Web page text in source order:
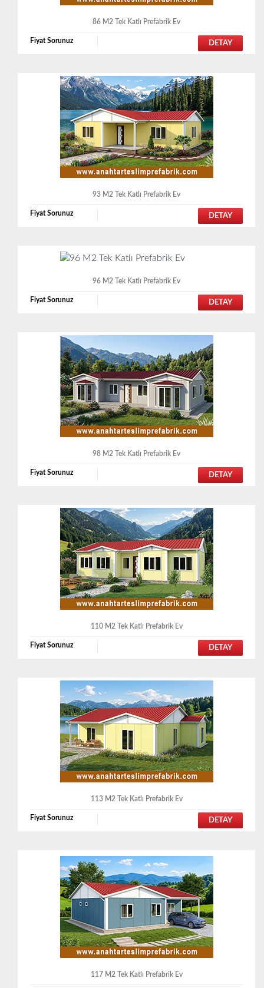
86 M2 Tek Katlı Prefabrik Ev
Fiyat Sorunuz DETAY
93 M2 Tek Katlı Prefabrik Ev
Fiyat Sorunuz DETAY
96 M2 Tek Katlı Prefabrik Ev
Fiyat Sorunuz DETAY
98 M2 Tek Katlı Prefabrik Ev
Fiyat Sorunuz DETAY
110 M2 Tek Katlı Prefabrik Ev
Fiyat Sorunuz DETAY
113 M2 Tek Katlı Prefabrik Ev
Fiyat Sorunuz DETAY
117 M2 Tek Katlı Prefabrik Ev